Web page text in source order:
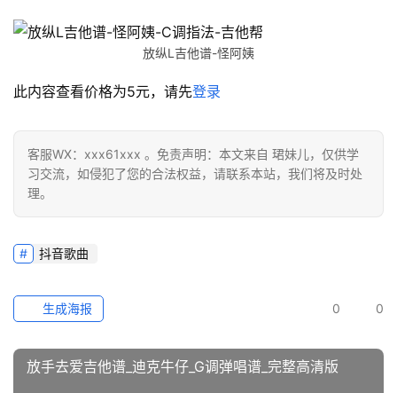
放纵L吉他谱-怪阿姨
此内容查看价格为5元，请先登录
客服WX：xxx61xxx 。免责声明：本文来自 珺妹儿，仅供学
习交流，如侵犯了您的合法权益，请联系本站，我们将及时处
理。
抖音歌曲
0 0
生成海报
放手去爱吉他谱_迪克牛仔_G调弹唱谱_完整高清版